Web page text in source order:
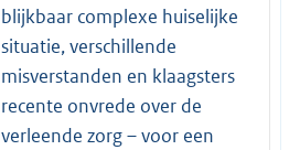
blijkbaar complexe huiselijke
situatie, verschillende
misverstanden en klaagsters
recente onvrede over de
verleende zorg – voor een